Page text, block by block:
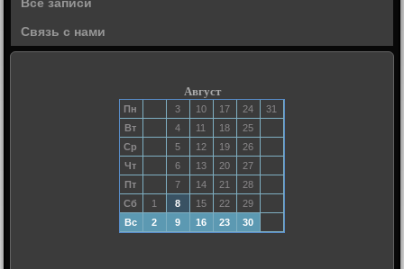
Связь с нами
Август
Пн 3 10 17 24
31
Вт
4 11 18
25
Ср
5 12 19
26
Чт
6 13 20
27
Пт
7 14 21
28
Сб
1 8 15 22
29
Вс
2 9 16 23 30